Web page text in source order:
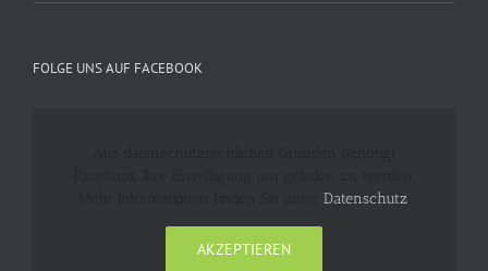
FOLGE UNS AUF FACEBOOK
Datenschutz
AKZEPTIEREN